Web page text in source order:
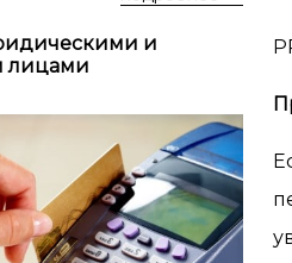
и
лицами